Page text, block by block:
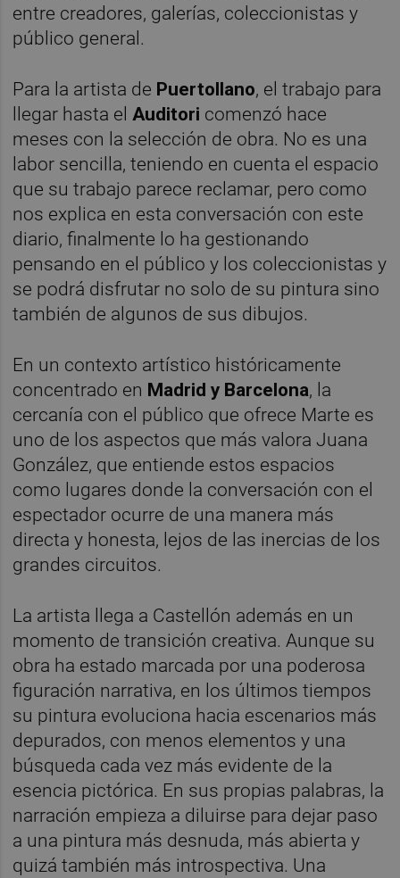
entre creadores, galerías, coleccionistas y
público general.
Para la artista de Puertollano, el trabajo para
llegar hasta elAuditori comenzó hace
meses con la selección de obra. No es una
labor sencilla, teniendo en cuenta el espacio
que su trabajo parece reclamar, pero como
nos explica en esta conversación con este
diario, finalmente lo ha gestionando
pensando en el público y los coleccionistas y
se podrá disfrutar no solo de su pintura sino
también de algunos de sus dibujos.
En un contexto artístico históricamente
concentrado en Madrid y Barcelona, la
cercanía con el público que ofrece Marte es
uno de los aspectos que más valora Juana
González, que entiende estos espacios
como lugares donde la conversación con el
espectador ocurre de una manera más
directa y honesta, lejos de las inercias de los
grandes circuitos.
La artista llega a Castellón además en un
momento de transición creativa. Aunque su
obra ha estado marcada por una poderosa
figuración narrativa, en los últimos tiempos
su pintura evoluciona hacia escenarios más
depurados, con menos elementos y una
búsqueda cada vez más evidente de la
esencia pictórica. En sus propias palabras, la
narración empieza a diluirse para dejar paso
a una pintura más desnuda, más abierta y
quizá también más introspectiva. Una